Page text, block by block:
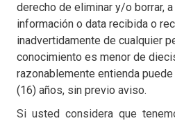
derecho de eliminar y/o borrar,
información o data recibida o
inadvertidamente de cualquier
conocimiento es menor de
razonablemente entienda
(16) años, sin previo aviso.
Si usted considera que